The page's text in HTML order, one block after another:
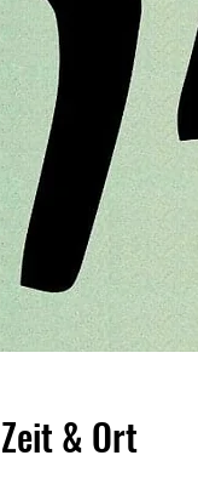
Zeit & Ort